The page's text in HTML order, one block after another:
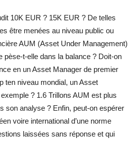
10K EUR ? 15K EUR ? De telles
être menées au niveau public ou
AUM (Asset Under Management)
pèse-t-elle dans la balance ? Doit-on
en un Asset Manager de premier
ten niveau mondial, un Asset
? 1.6 Trillons AUM est plus
son analyse ? Enfin, peut-on espérer
voire international d’une norme
laissées sans réponse et qui